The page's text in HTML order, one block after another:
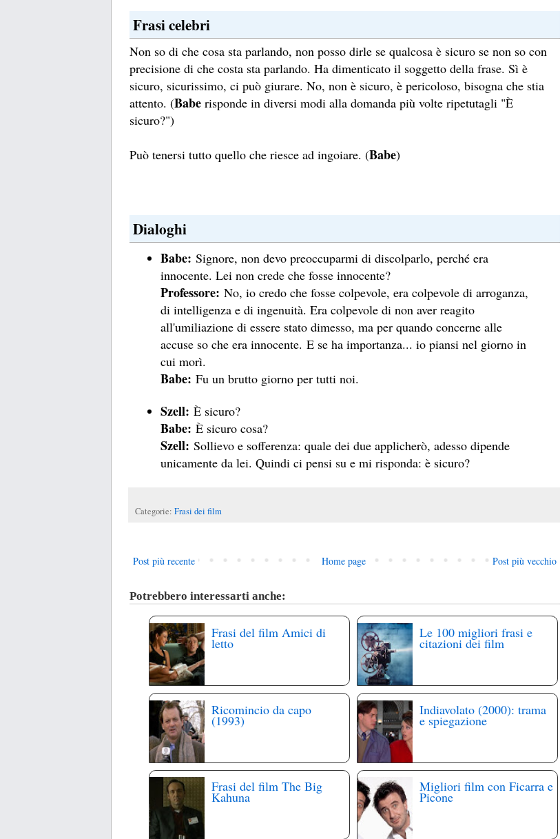
Frasi celebri
Non so di che cosa sta parlando, non posso dirle se qualcosa è sicuro se non so con
precisione di che costa sta parlando. Ha dimenticato il soggetto della frase. Sì è
sicuro, sicurissimo, ci può giurare. No, non è sicuro, è pericoloso, bisogna che stia
attento. (Babe risponde in diversi modi alla domanda più volte ripetutagli "È
sicuro?")
Può tenersi tutto quello che riesce ad ingoiare. (Babe)
Dialoghi
Babe:Signore, non devo preoccuparmi di discolparlo, perché era
innocente. Lei non crede che fosse innocente?
Professore:No, io credo che fosse colpevole, era colpevole di arroganza,
di intelligenza e di ingenuità. Era colpevole di non aver reagito
all'umiliazione di essere stato dimesso, ma per quando concerne alle
accuse so che era innocente. E se ha importanza... io piansi nel giorno in
cui morì.
Babe:Fu un brutto giorno per tutti noi.
Szell:È sicuro?
Babe:È sicuro cosa?
Szell:Sollievo e sofferenza: quale dei due applicherò, adesso dipende
unicamente da lei. Quindi ci pensi su e mi risponda: è sicuro?
Categorie: Frasi dei film
Post più recente Post più vecchio
Home page
Potrebbero interessarti anche:
Frasi del film Amici di
letto
Le 100 migliori frasi e
citazioni dei film
Ricomincio da capo
(1993)
Indiavolato (2000): trama
e spiegazione
Frasi del film The Big
Kahuna
Migliori film con Ficarra e
Picone